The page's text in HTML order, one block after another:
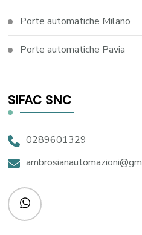
Porte automatiche Milano
Porte automatiche Pavia
SIFAC SNC
0289601329